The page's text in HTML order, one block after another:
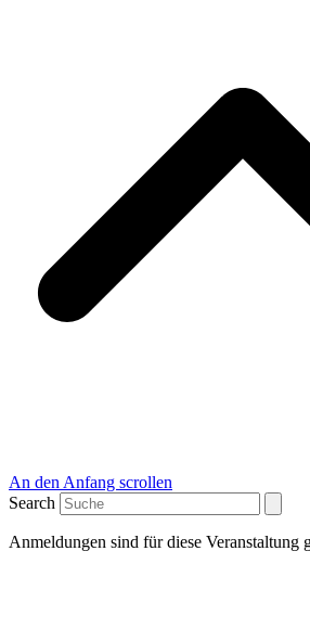
An den Anfang scrollen
Search
Anmeldungen sind für diese Veranstaltung